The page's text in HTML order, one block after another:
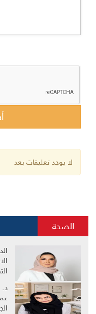
لا يوجد تعليقات بعد
الصحة